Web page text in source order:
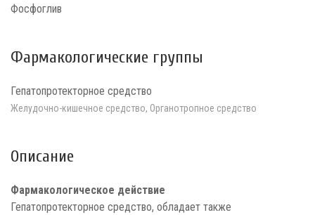
Фосфоглив
Фармакологические группы
Гепатопротекторное средство
Желудочно-кишечное средство, Органотропное средство
Описание
Фармакологическое действие
Гепатопротекторное средство, обладает также